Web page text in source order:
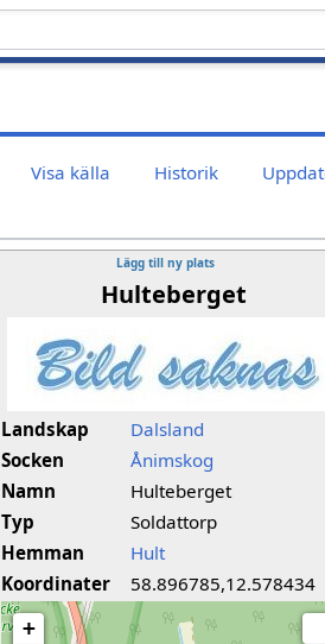
Visa källa Historik
Lägg till ny plats
Hulteberget
Landskap
Dalsland
Socken
Ånimskog
Namn
Hulteberget
Typ
Soldattorp
Hemman
Hult
Koordinater
58.896785,12.578434
+